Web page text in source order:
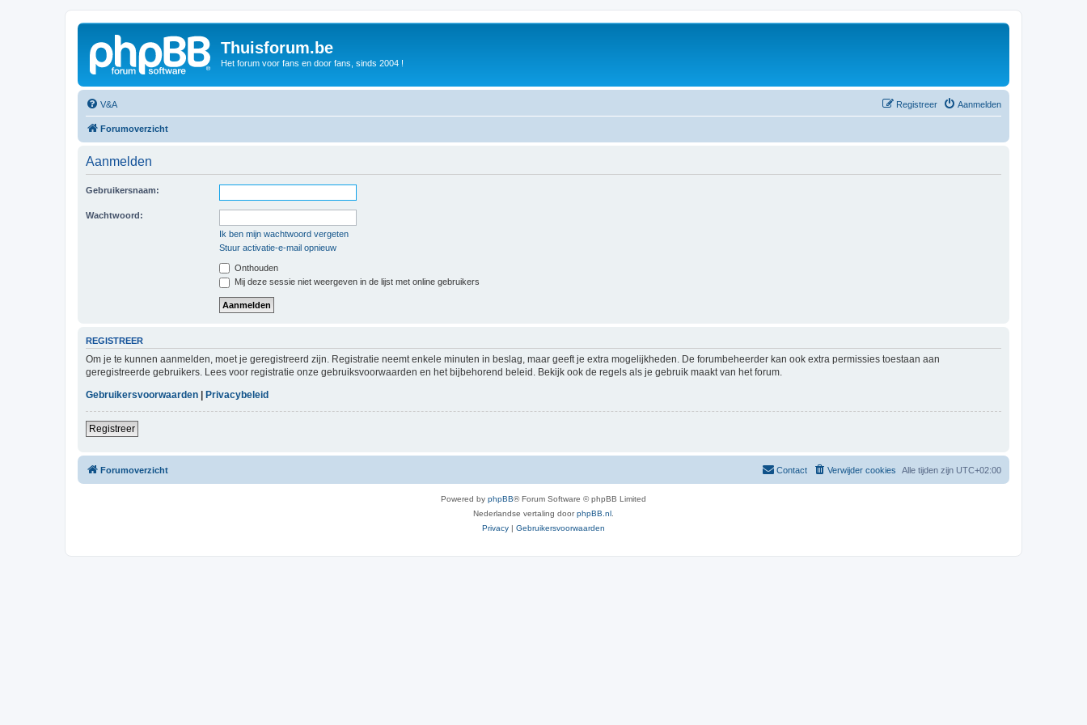
Thuisforum.be
Het forum voor fans en door fans, sinds 2004 !
V&A Aanmelden
Registreer
Forumoverzicht
Aanmelden
Gebruikersnaam:
Wachtwoord:
Ik ben mijn wachtwoord vergeten
Stuur activatie-e-mail opnieuw
Onthouden
Mij deze sessie niet weergeven in de lijst met online gebruikers
REGISTREER
Om je te kunnen aanmelden, moet je geregistreerd zijn. Registratie neemt enkele minuten in beslag, maar geeft je extra mogelijkheden. De forumbeheerder kan ook extra permissies toestaan aan
geregistreerde gebruikers. Lees voor registratie onze gebruiksvoorwaarden en het bijbehorend beleid. Bekijk ook de regels als je gebruik maakt van het forum.
Gebruikersvoorwaarden
Privacybeleid
Registreer
Forumoverzicht Alle tijden zijn UTC+02:00
Verwijder cookies
Contact
Powered by phpBB® Forum Software © phpBB Limited
Nederlandse vertaling doorphpBB.nl.
Privacy | Gebruikersvoorwaarden